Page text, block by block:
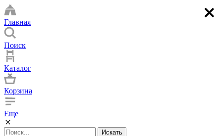
Главная
Поиск
Каталог
Корзина
Еще
Искать
×
×
×
×